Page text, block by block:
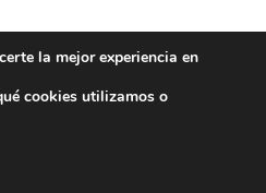
la mejor experiencia en
cookies utilizamos o